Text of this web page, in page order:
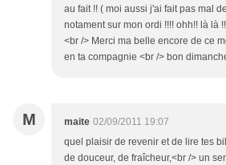
au fait !! ( moi aussi j'ai fait pas mal
notament sur mon ordi !!!! ohh!! là là
<br /> Merci ma belle encore de ce
en ta compagnie <br /> bon
M maite 02/09/2011 19:07
quel plaisir de revenir et de lire tes
de douceur, de fraîcheur,<br /> un